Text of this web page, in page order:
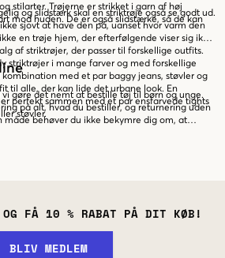
stilarter. Trøjerne er strikket i garn af høj
mod huden. De er også slidstærke, så de kan
og slidstærk skal en striktrøje også se godt ud.
sjovt at have den på, uanset hvor varm den
en trøje hjem, der efterfølgende viser sig ikke
af striktrøjer, der passer til forskellige outfits.
striktrøjer i mange farver og med forskellige
kombination med et par baggy jeans, støvler og
til alle, der kan lide det urbane look. En
perfekt sammen med et par ensfarvede tights
støvler.
vi gøre det nemt at bestille tøj til børn og unge.
på alt, hvad du bestiller, og returnering uden
måde behøver du ikke bekymre dig om, at
designet ikke i din smag, er det bare at
FÅ 10 % RABAT PÅ DIT KØB!
BLIV MEDLEM